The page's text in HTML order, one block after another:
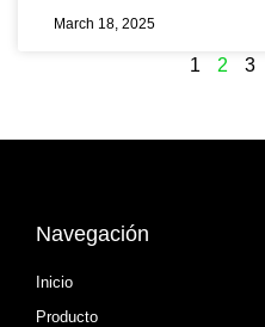
March 18, 2025
1 2 3
Navegación
Inicio
Producto